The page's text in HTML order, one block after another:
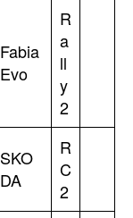
Fabia
Evo
R
a
ll
y
2
SKO
DA
R
C
2